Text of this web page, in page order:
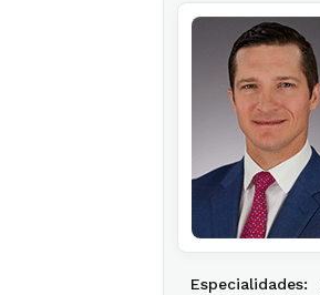
Especialidades: